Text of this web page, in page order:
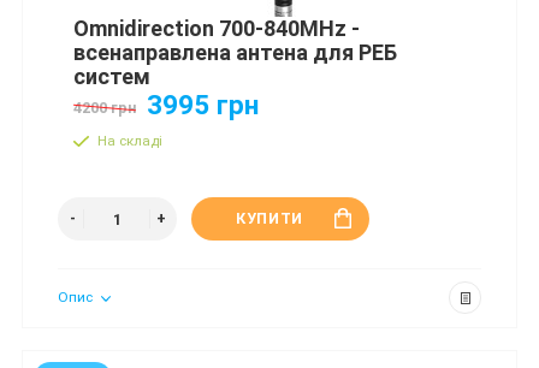
Omnidirection 700-840MHz -
всенаправлена антена для РЕБ
систем
4200 грн 3995 грн
На складі
КУПИТИ
Опис